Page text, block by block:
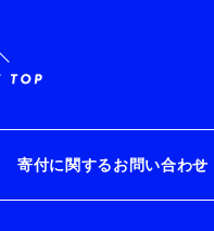
寄付に関するお問い合わせ